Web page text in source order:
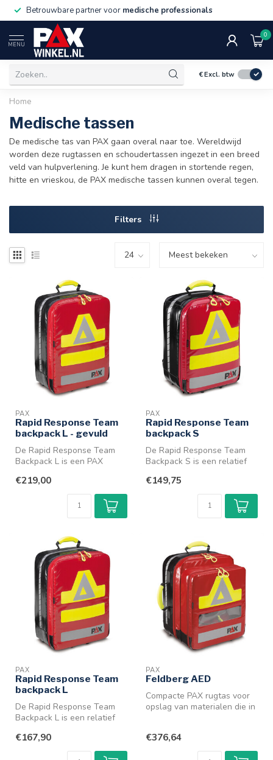
Betrouwbare partner voor medische professionals
MENU
0
€Excl. btw
Home
Medische tassen
De medische tas van PAX gaan overal naar toe. Wereldwijd
worden deze rugtassen en schoudertassen ingezet in een breed
veld van hulpverlening. Je kunt hem dragen in stortende regen,
hitte en vrieskou, de PAX medische tassen kunnen overal tegen.
Filters
PAX
Rapid Response Team
backpack L - gevuld
De Rapid Response Team
Backpack L is een PAX
Teams. D...
€219,00
PAX
Rapid Response Team
backpack S
De Rapid Response Team
Backpack S is een relatief
rugtas v...
€149,75
PAX
Rapid Response Team
backpack L
De Rapid Response Team
Backpack L is een relatief
rugtas v...
€167,90
PAX
Feldberg AED
Compacte PAX rugtas voor
opslag van materialen die in
€376,64